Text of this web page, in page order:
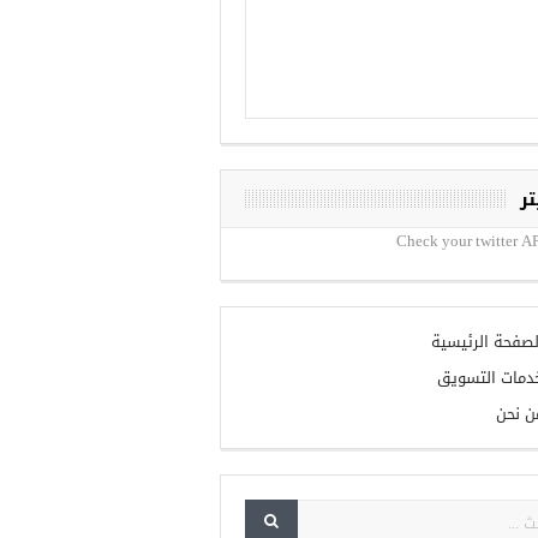
Check your twitter
الرئيسية
التسويق
نحن